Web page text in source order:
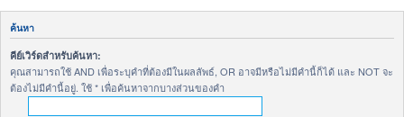
a
i
ค้นหา
คีย์เวิร์ดสำหรับค้นหา:
คุณสามารถใช้ AND เพื่อระบุคำที่ต้องมีในผลลัพธ์, OR อาจมีหรือไม่มีคำนี้ก็ได้ และ NOT จะ
ต้องไม่มีคำนี้อยู่. ใช้ * เพื่อค้นหาจากบางส่วนของคำ